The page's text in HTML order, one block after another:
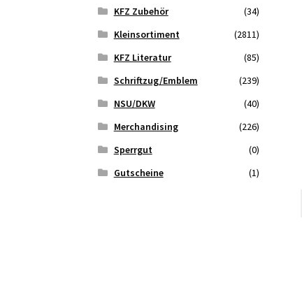
KFZ Zubehör
(34)
Kleinsortiment
(2811)
KFZ Literatur
(85)
Schriftzug/Emblem
(239)
NSU/DKW
(40)
Merchandising
(226)
Sperrgut
(0)
Gutscheine
(1)